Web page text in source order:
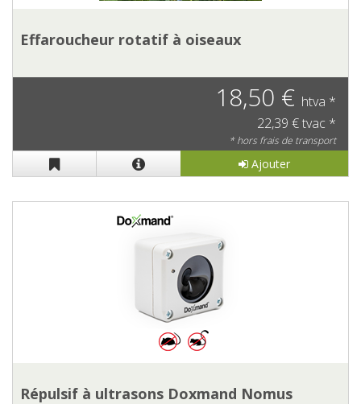
Effaroucheur rotatif à oiseaux
18,50 € htva *
22,39 € tvac *
* hors frais de transport
Ajouter
Répulsif à ultrasons Doxmand Nomus